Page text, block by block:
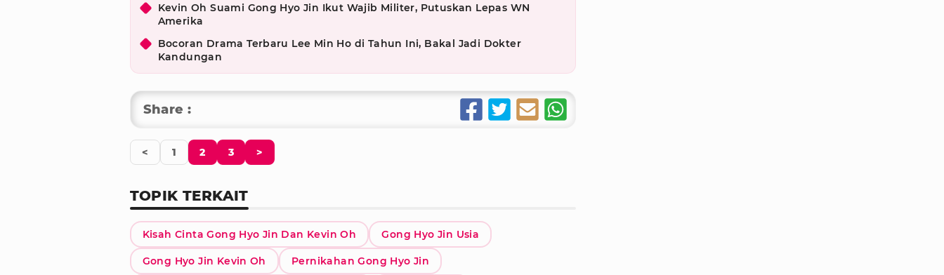
Kevin Oh Suami Gong Hyo Jin Ikut Wajib Militer, Putuskan Lepas WN
Amerika
Bocoran Drama Terbaru Lee Min Ho di Tahun Ini, Bakal Jadi Dokter
Kandungan
Share :
< 1 2 3 >
TOPIK TERKAIT
Kisah Cinta Gong Hyo Jin Dan Kevin Oh Gong Hyo Jin Usia
Gong Hyo Jin Kevin Oh Pernikahan Gong Hyo Jin